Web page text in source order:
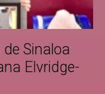
Sinaloa
Elvridge-